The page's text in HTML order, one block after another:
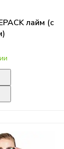
лайм (с